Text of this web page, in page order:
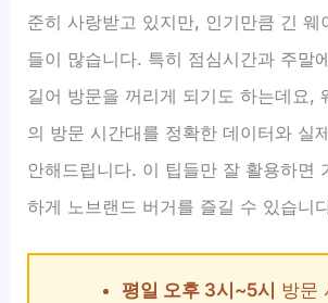
준히 사랑받고 있지만, 인기만큼 긴 웨
들이 많습니다. 특히 점심시간과 주말
길어 방문을 꺼리게 되기도 하는데요,
의 방문 시간대를 정확한 데이터와 실
안해드립니다. 이 팁들만 잘 활용하면
하게 노브랜드 버거를 즐길 수 있습니
평일 오후 3시~5시 방문